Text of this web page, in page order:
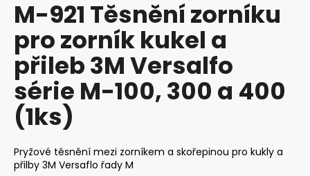
produktu
je
5
hvězdiček.
M-921 Těsnění zorníku
pro zorník kukel a
přileb 3M Versalfo
série M-100, 300 a 400
(1ks)
Pryžové těsnění mezi zorníkem a skořepinou pro kukly a
přilby 3M Versaflo řady M
a
j
í
t
?
HLEDAT